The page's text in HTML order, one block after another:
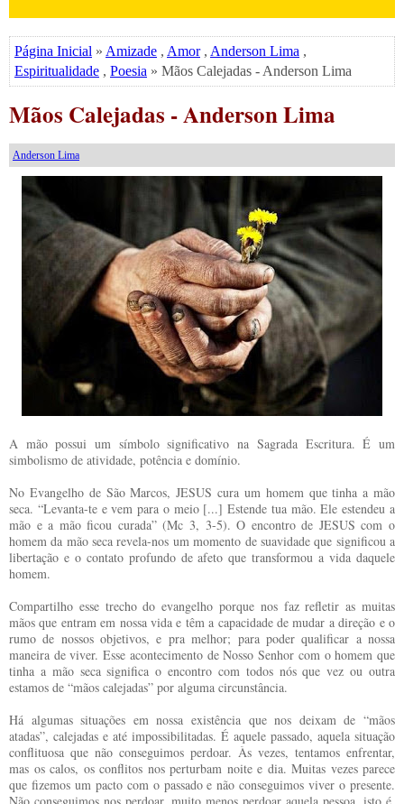
Página Inicial » Amizade , Amor, Anderson Lima ,
Espiritualidade , Poesia » Mãos Calejadas - Anderson Lima
Mãos Calejadas - Anderson Lima
Anderson Lima
A mão possui um símbolo significativo na Sagrada Escritura. É um
simbolismo de atividade, potência e domínio.
No Evangelho de São Marcos, JESUS cura um homem que tinha a mão
seca. “Levanta-te e vem para o meio [...] Estende tua mão. Ele estendeu a
mão e a mão ficou curada” (Mc 3, 3-5). O encontro de JESUS com o
homem da mão seca revela-nos um momento de suavidade que significou a
libertação e o contato profundo de afeto que transformou a vida daquele
homem.
Compartilho esse trecho do evangelho porque nos faz refletir as muitas
mãos que entram em nossa vida e têm a capacidade de mudar a direção e o
rumo de nossos objetivos, e pra melhor; para poder qualificar a nossa
maneira de viver. Esse acontecimento de Nosso Senhor com o homem que
tinha a mão seca significa o encontro com todos nós que vez ou outra
estamos de “mãos calejadas” por alguma circunstância.
Há algumas situações em nossa existência que nos deixam de “mãos
atadas”, calejadas e até impossibilitadas. É aquele passado, aquela situação
conflituosa que não conseguimos perdoar. Às vezes, tentamos enfrentar,
mas os calos, os conflitos nos perturbam noite e dia. Muitas vezes parece
que fizemos um pacto com o passado e não conseguimos viver o presente.